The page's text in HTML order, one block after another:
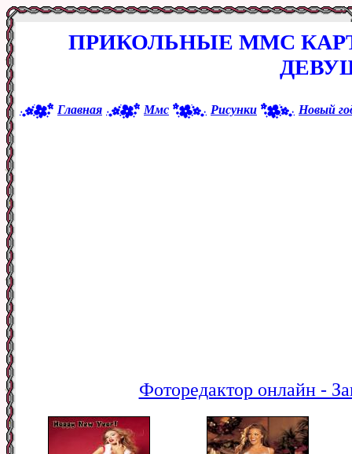
ПРИКОЛЬНЫЕ ММС
Главная Ммс Рисунки Новый
Фоторедактор онлайн -